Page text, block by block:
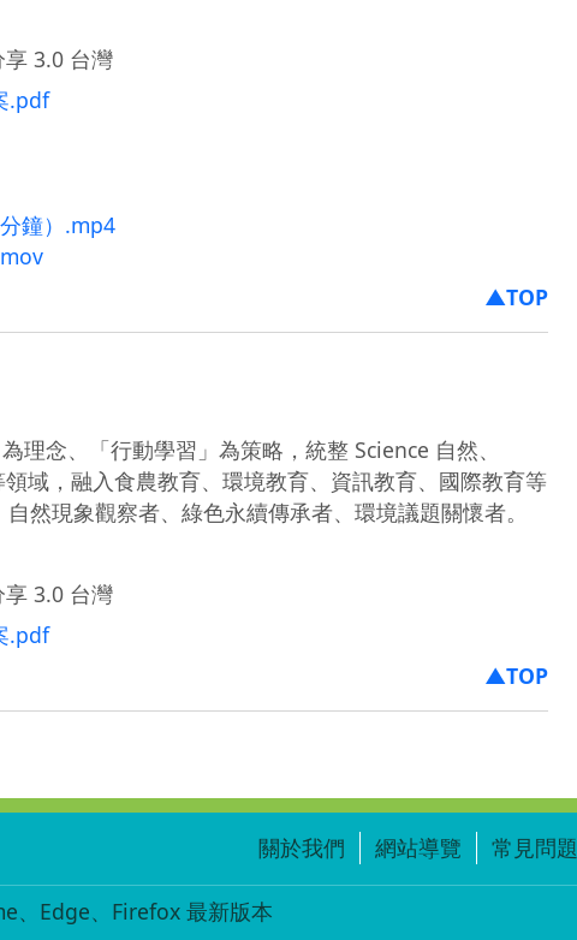
3.0 台灣
.pdf
鐘）.mp4
▲TOP
理念、「行動學習」為策略，統整 Science 自然、
域，融入食農教育、環境教育、資訊教育、國際教育等
然現象觀察者、綠色永續傳承者、環境議題關懷者。
3.0 台灣
.pdf
▲TOP
關於我們 網站導覽 常見問題
、Edge、Firefox 最新版本